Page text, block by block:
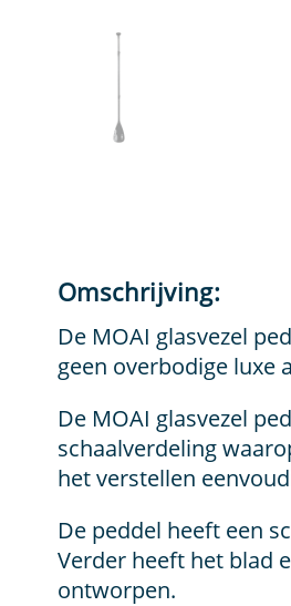
Omschrijving:
De MOAI glasvezel
geen overbodige luxe
De MOAI glasvezel
schaalverdeling
het verstellen
De peddel heeft een
Verder heeft het blad
ontworpen.